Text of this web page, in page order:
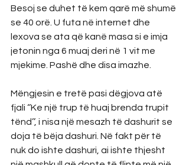
Besoj se duhet të kem qarë më shumë
se 40 orë. U futa në internet dhe
lexova se ata që kanë masa si e imja
jetonin nga 6 muaj deri në 1 vit me
mjekime. Pashë dhe disa imazhe.
Mëngjesin e tretë pasi dëgjova atë
fjali ‘’Ke një trup të huaj brenda trupit
tënd’’, i nisa një mesazh të dashurit se
doja të bëja dashuri. Në fakt për të
nuk do ishte dashuri, ai ishte thjesht